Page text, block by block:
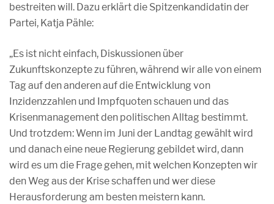
bestreiten will. Dazu erklärt die Spitzenkandidatin der
Partei, Katja Pähle:
„Es ist nicht einfach, Diskussionen über
Zukunftskonzepte zu führen, während wir alle von einem
Tag auf den anderen auf die Entwicklung von
Inzidenzzahlen und Impfquoten schauen und das
Krisenmanagement den politischen Alltag bestimmt.
Und trotzdem: Wenn im Juni der Landtag gewählt wird
und danach eine neue Regierung gebildet wird, dann
wird es um die Frage gehen, mit welchen Konzepten wir
den Weg aus der Krise schaffen und wer diese
Herausforderung am besten meistern kann.